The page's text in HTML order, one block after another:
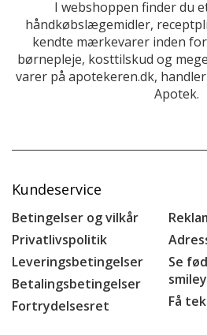
I webshoppen finder du
håndkøbslægemidler,
kendte mærkevarer inden
børnepleje, kosttilskud og
varer på apotekeren.dk,
Apotek.
Kundeservice
Betingelser og vilkår
Privatlivspolitik
Leveringsbetingelser
Betalingsbetingelser
Fortrydelsesret
Se
Få